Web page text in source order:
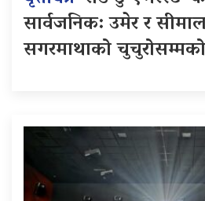
सार्वजनिक: उमेर र
सगरमाथाको चुचुरोसम्मको